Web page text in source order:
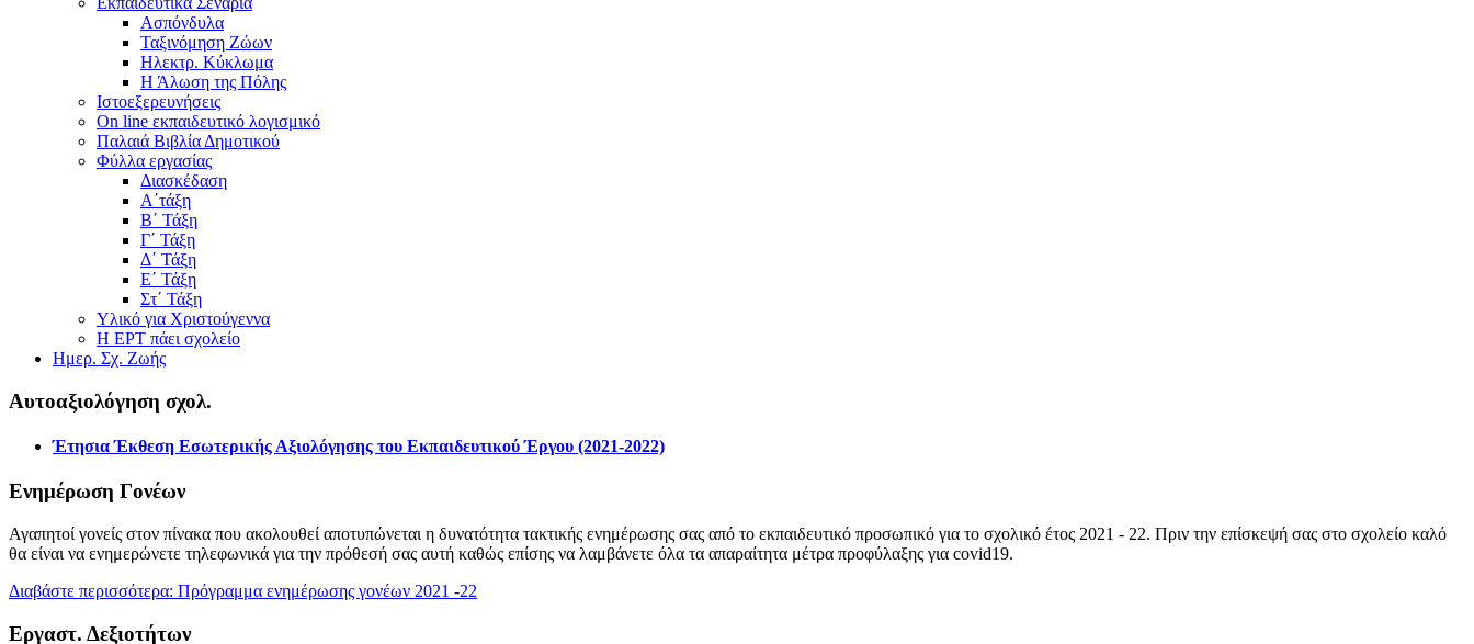
Ασπόνδυλα
Ταξινόμηση Ζώων
Ηλεκτρ. Κύκλωμα
Η Άλωση της Πόλης
Ιστοεξερευνήσεις
On line εκπαιδευτικό λογισμικό
Παλαιά Βιβλία Δημοτικού
Φύλλα εργασίας
Διασκέδαση
Α΄τάξη
Β΄ Τάξη
Γ΄ Τάξη
Δ΄ Τάξη
Ε΄ Τάξη
Στ΄ Τάξη
Υλικό για Χριστούγεννα
Η ΕΡΤ πάει σχολείο
Ημερ. Σχ. Ζωής
Αυτοαξιολόγηση σχολ.
Έτησια Έκθεση Εσωτερικής Αξιολόγησης του Εκπαιδευτικού Έργου (2021-2022)
Ενημέρωση Γονέων
Αγαπητοί γονείς στον πίνακα που ακολουθεί αποτυπώνεται η δυνατότητα τακτικής ενημέρωσης σας από το εκπαιδευτικό προσωπικό για το σχολικό έτος 2021 - 22. Πριν την επίσκεψή σας στο σχολείο καλό
θα είναι να ενημερώνετε τηλεφωνικά για την πρόθεσή σας αυτή καθώς επίσης να λαμβάνετε όλα τα απαραίτητα μέτρα προφύλαξης για covid19.
Διαβάστε περισσότερα: Πρόγραμμα ενημέρωσης γονέων 2021 -22
Εργαστ. Δεξιοτήτων